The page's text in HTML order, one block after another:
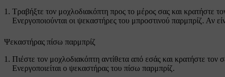
Τραβήξτε τον μοχλοδιακόπτη προς το μέρος σας και κρατήστε
Ενεργοποιούνται οι ψεκαστήρες του μπροστινού παρμπρίζ. Αν
Ψεκαστήρας πίσω παρμπρίζ
Πιέστε τον μοχλοδιακόπτη αντίθετα από εσάς και κρατήστε τον
Ενεργοποιείται ο ψεκαστήρας του πίσω παρμπρίζ.